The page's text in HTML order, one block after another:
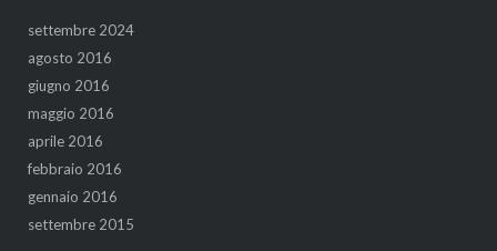
settembre 2024
agosto 2016
giugno 2016
maggio 2016
aprile 2016
febbraio 2016
gennaio 2016
settembre 2015